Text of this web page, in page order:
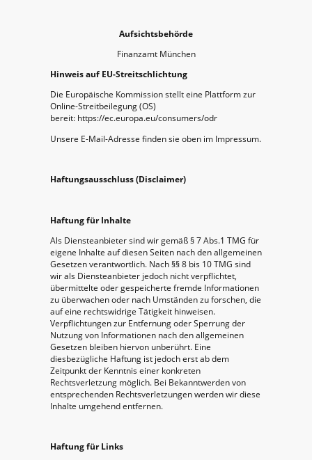
Aufsichtsbehörde
Finanzamt München
Hinweis auf EU-Streitschlichtung
Die Europäische Kommission stellt eine Plattform zur
Online-Streitbeilegung (OS)
bereit: https://ec.europa.eu/consumers/odr
Unsere E-Mail-Adresse finden sie oben im Impressum.
Haftungsausschluss (Disclaimer)
Haftung für Inhalte
Als Diensteanbieter sind wir gemäß § 7 Abs.1 TMG für
eigene Inhalte auf diesen Seiten nach den allgemeinen
Gesetzen verantwortlich. Nach §§ 8 bis 10 TMG sind
wir als Diensteanbieter jedoch nicht verpflichtet,
übermittelte oder gespeicherte fremde Informationen
zu überwachen oder nach Umständen zu forschen, die
auf eine rechtswidrige Tätigkeit hinweisen.
Verpflichtungen zur Entfernung oder Sperrung der
Nutzung von Informationen nach den allgemeinen
Gesetzen bleiben hiervon unberührt. Eine
diesbezügliche Haftung ist jedoch erst ab dem
Zeitpunkt der Kenntnis einer konkreten
Rechtsverletzung möglich. Bei Bekanntwerden von
entsprechenden Rechtsverletzungen werden wir diese
Inhalte umgehend entfernen.
Haftung für Links